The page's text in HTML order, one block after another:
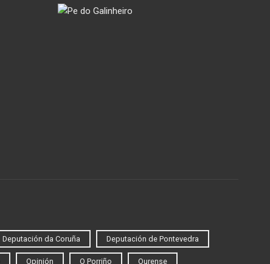
Deputación da Coruña Deputación de Pontevedra
Opinión O Porriño Ourense